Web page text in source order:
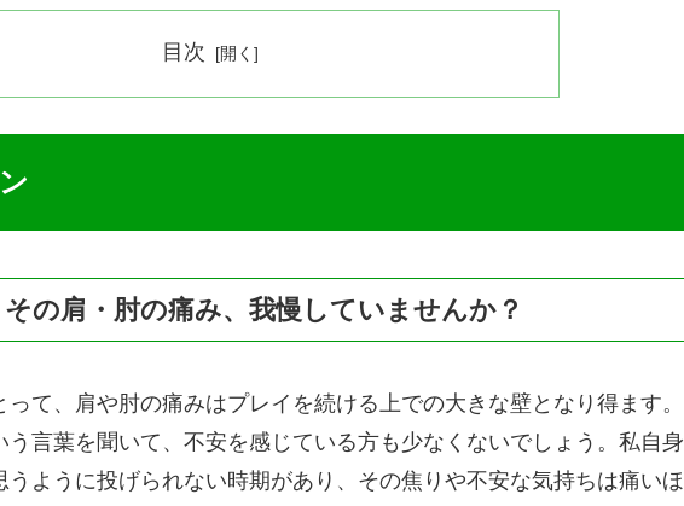
目次
の肩・肘の痛み、我慢していませんか？
て、肩や肘の痛みはプレイを続ける上での大きな壁となり得ます。
う言葉を聞いて、不安を感じている方も少なくないでしょう。私自身
うように投げられない時期があり、その焦りや不安な気持ちは痛いほ